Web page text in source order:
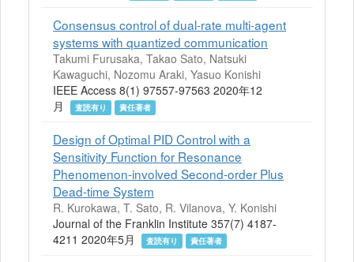
Consensus control of dual-rate multi-agent
systems with quantized communication
Takumi Furusaka, Takao Sato, Natsuki
Kawaguchi, Nozomu Araki, Yasuo Konishi
IEEE Access 8(1) 97557-97563 2020年12
月
査読有り 責任著者
Design of Optimal PID Control with a
Sensitivity Function for Resonance
Phenomenon-involved Second-order Plus
Dead-time System
R. Kurokawa, T. Sato, R. Vilanova, Y. Konishi
Journal of the Franklin Institute 357(7) 4187-
4211 2020年5月
査読有り 責任著者